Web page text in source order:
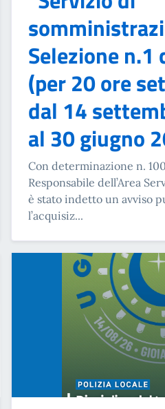
Selezione n.1
(per 20 ore
dal 14
al 30 giugno
Con determinazione n.
Responsabile dell’Area
è stato indetto un avviso
l’acquisiz...